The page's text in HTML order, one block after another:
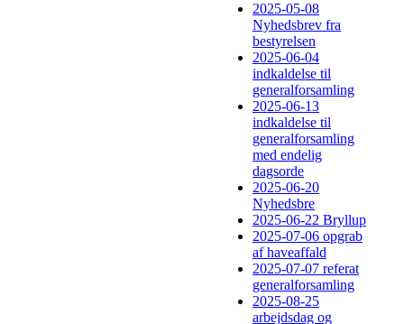
2025-05-08
Nyhedsbrev fra
bestyrelsen
2025-06-04
indkaldelse til
generalforsamling
2025-06-13
indkaldelse til
generalforsamling
med endelig
dagsorde
2025-06-20
Nyhedsbre
2025-06-22 Bryllup
2025-07-06 opgrab
af haveaffald
2025-07-07 referat
generalforsamling
2025-08-25
arbejdsdag og